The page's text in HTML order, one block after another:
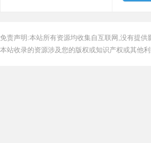
免责声明:本站所有资源均收集自互联网,没有提
本站收录的资源涉及您的版权或知识产权或其他